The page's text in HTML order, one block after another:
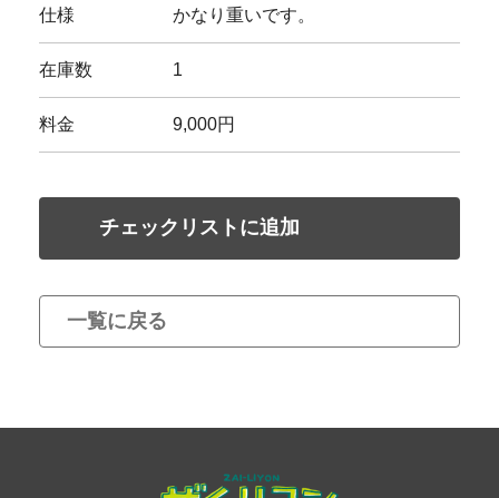
仕様 かなり重いです。
在庫数 1
料金 9,000円
チェックリストに追加
一覧に戻る